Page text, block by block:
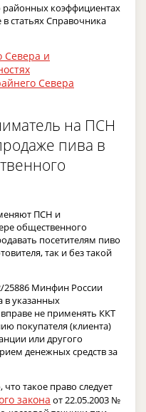
коэффициентах
статьях Справочника
Севера и
Севера
на ПСН
пива в
ПСН и
общественного
посетителям пиво
так и без такой
25886 Минфин России
в указанных
не применять ККТ
покупателя (клиента)
или другого
денежных средств за
такое право следует
закона от 22.05.2003 №